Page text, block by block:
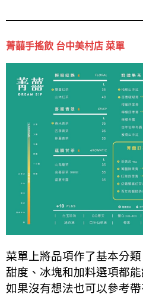
菁囍手搖飲 台中美村店 菜單
菜單上將品項作了基本分類
甜度、冰塊和加料選項都
如果沒有想法也可以參考